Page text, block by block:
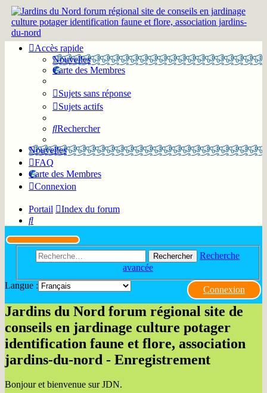
Accès rapide
Nouvelles
Carte des Membres
Sujets sans réponse
Sujets actifs
Rechercher
Nouvelles
FAQ
Carte des Membres
Connexion
Portail
Index du forum
Rechercher
Rechercher
Recherche
avancée
Connexion
Langue :
Jardins du Nord forum régional site de
conseils en jardinage culture potager
identification faune et flore, association
jardins-du-nord - Enregistrement
Bonjour et bienvenue sur JDN.